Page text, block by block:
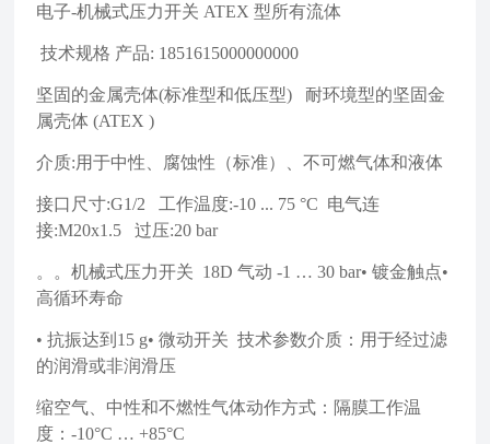
电子-机械式压力开关 ATEX 型所有流体
技术规格 产品: 1851615000000000
坚固的金属壳体(标准型和低压型) 耐环境型的坚固金
属壳体 (ATEX )
介质:用于中性、腐蚀性（标准）、不可燃气体和液体
接口尺寸:G1/2 工作温度:-10 ... 75 °C 电气连
接:M20x1.5 过压:20 bar
。。机械式压力开关 18D 气动 -1 … 30 bar• 镀金触点•
高循环寿命
• 抗振达到15 g• 微动开关 技术参数介质：用于经过滤
的润滑或非润滑压
缩空气、中性和不燃性气体动作方式：隔膜工作温
度：-10°C … +85°C